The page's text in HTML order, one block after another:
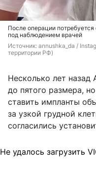
После операции
под наблюдением врачей
Источник: annushka_da /
территории РФ)
Несколько лет назад
до пятого размера,
ставить импланты
за узкой грудной
согласились
Не удалось загрузить